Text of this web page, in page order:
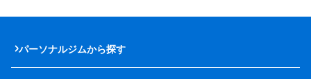
パーソナルジムから探す